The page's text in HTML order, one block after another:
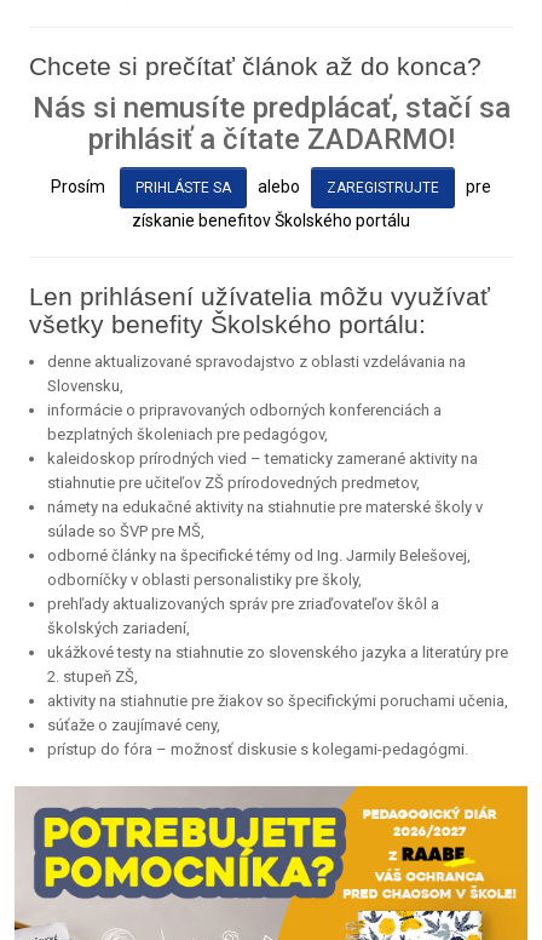
Chcete si prečítať článok až do konca?
Nás si nemusíte predplácať, stačí sa
prihlásiť a čítate ZADARMO!
Prosím PRIHLÁSTE SA alebo ZAREGISTRUJTE
pre
získanie benefitov Školského portálu
Len prihlásení užívatelia môžu využívať
všetky benefity Školského portálu:
denne aktualizované spravodajstvo z oblasti vzdelávania na
Slovensku,
informácie o pripravovaných odborných konferenciách a
bezplatných školeniach pre pedagógov,
kaleidoskop prírodných vied – tematicky zamerané aktivity na
stiahnutie pre učiteľov ZŠ prírodovedných predmetov,
námety na edukačné aktivity na stiahnutie pre materské školy v
súlade so ŠVP pre MŠ,
odborné články na špecifické témy od Ing. Jarmily Belešovej,
odborníčky v oblasti personalistiky pre školy,
prehľady aktualizovaných správ pre zriaďovateľov škôl a
školských zariadení,
ukážkové testy na stiahnutie zo slovenského jazyka a literatúry pre
2. stupeň ZŠ,
aktivity na stiahnutie pre žiakov so špecifickými poruchami učenia,
súťaže o zaujímavé ceny,
prístup do fóra – možnosť diskusie s kolegami-pedagógmi.